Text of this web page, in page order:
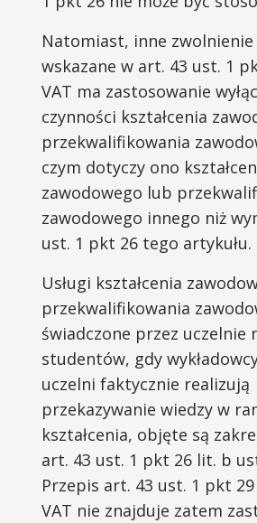
Natomiast, inne
wskazane w art. 43 ust. 1
VAT ma zastosowanie
czynności kształcenia
przekwalifikowania
czym dotyczy ono
zawodowego lub
zawodowego innego niż
ust. 1 pkt 26 tego artykułu.
Usługi kształcenia
przekwalifikowania
świadczone przez uczelnie
studentów, gdy
uczelni faktycznie realizują
przekazywanie wiedzy w
kształcenia, objęte są
art. 43 ust. 1 pkt 26 lit. b
Przepis art. 43 ust. 1 pkt
VAT nie znajduje zatem